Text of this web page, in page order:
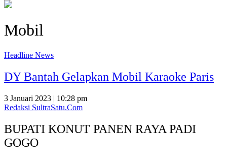
Mobil
Headline News
DY Bantah Gelapkan Mobil Karaoke Paris
3 Januari 2023 | 10:28 pm
Redaksi SultraSatu.Com
BUPATI KONUT PANEN RAYA PADI
GOGO